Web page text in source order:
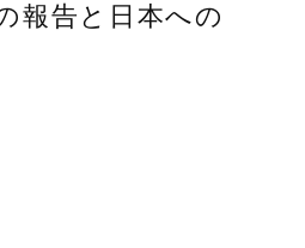
報告と日本への